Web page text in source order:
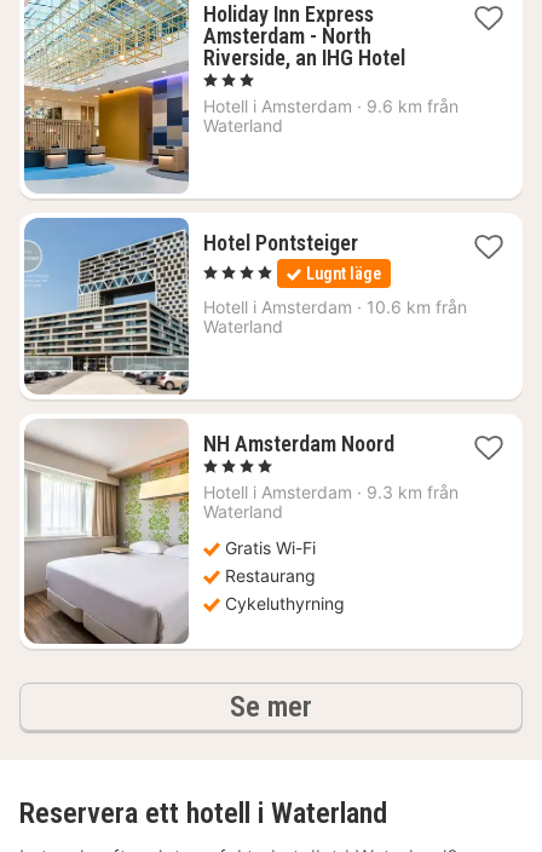
Holiday Inn Express
Amsterdam - North
Riverside, an IHG Hotel1
från
, 3 Stjärnor
Hotell i Amsterdam · 9.6 km från
Waterland
Hotel Pontsteiger1
natt
från
1188
, 4 Stjärnor Lugnt läge
Hotell i Amsterdam · 10.6 km från
Waterland
NH Amsterdam Noord1
från
, 4 Stjärnor
Hotell i Amsterdam · 9.3 km från
Waterland
Gratis Wi-Fi
Restaurang
Cykeluthyrning
Se mer
Reservera ett hotell i Waterland